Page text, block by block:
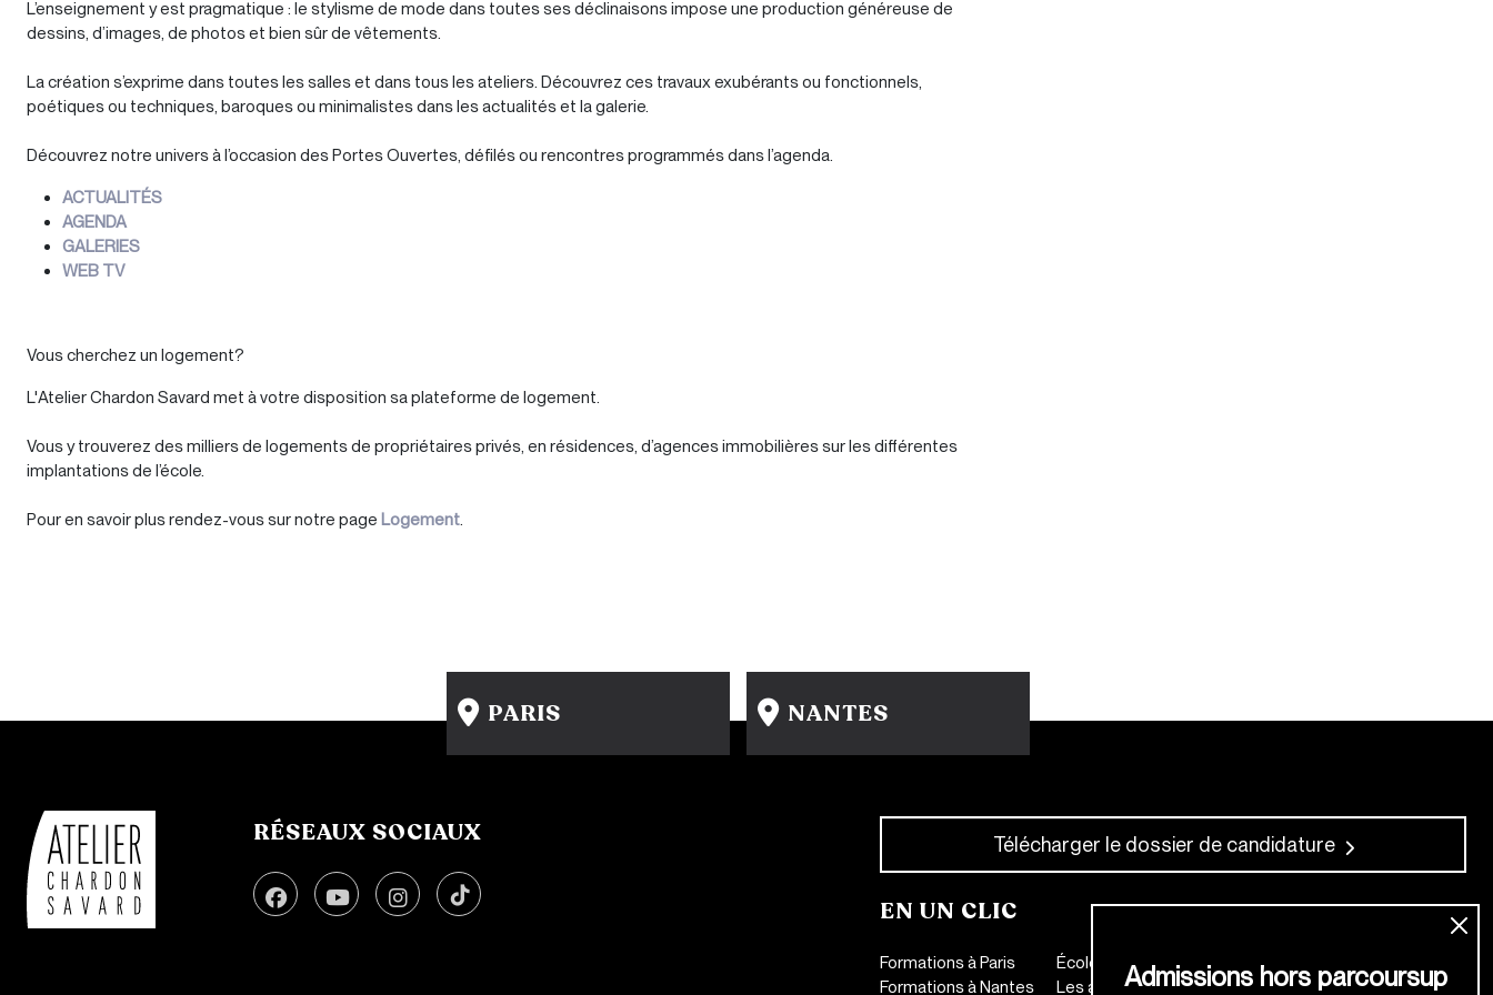
L’enseignement y est pragmatique : le stylisme de mode dans toutes ses déclinaisons impose une production généreuse de
dessins, d’images, de photos et bien sûr de vêtements.
La création s’exprime dans toutes les salles et dans tous les ateliers. Découvrez ces travaux exubérants ou fonctionnels,
poétiques ou techniques, baroques ou minimalistes dans les actualités et la galerie.
Découvrez notre univers à l’occasion des Portes Ouvertes, défilés ou rencontres programmés dans l’agenda.
ACTUALITÉS
AGENDA
GALERIES
WEB TV
Vous cherchez un logement?
L'Atelier Chardon Savard met à votre disposition sa plateforme de logement.
Vous y trouverez des milliers de logements de propriétaires privés, en résidences, d’agences immobilières sur les différentes
implantations de l’école.
Pour en savoir plus rendez-vous sur notre page Logement.
Admissions hors parcoursup
PARIS
15 rue Gambey - 75011
NANTES
31-33 rue Saint Léonard
RÉSEAUX SOCIAUX Télécharger le dossier de candidature
EN UN CLIC
Formations à Paris
Formations à Nantes
École de mode
Les anciens